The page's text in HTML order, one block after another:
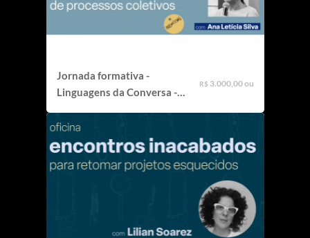
Jornada formativa -
Linguagens da Conversa -
R$ 3.000,00 ou